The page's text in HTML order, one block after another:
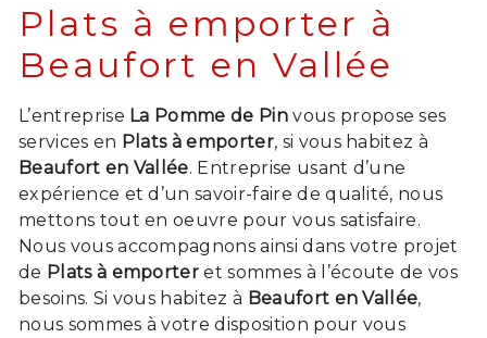
Plats à emporter à
Beaufort en Vallée
L’entreprise La Pomme de Pinvous propose ses
services en Plats à emporter, si vous habitez à
Beaufort en Vallée. Entreprise usant d’une
expérience et d’un savoir-faire de qualité, nous
mettons tout en oeuvre pour vous satisfaire.
Nous vous accompagnons ainsi dans votre projet
de Plats à emporter et sommes à l’écoute de vos
besoins. Si vous habitez à Beaufort en Vallée,
nous sommes à votre disposition pour vous